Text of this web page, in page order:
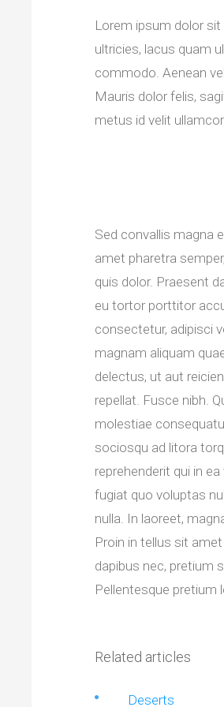
Lorem ipsum dolor
ultricies, lacus quam
commodo. Aenean
Mauris dolor felis,
metus id velit
Sed convallis magna
amet pharetra
quis dolor. Praesent
eu tortor porttitor
consectetur, adipisci
magnam aliquam
delectus, ut aut
repellat. Fusce nibh.
molestiae
sociosqu ad litora
reprehenderit qui in
fugiat quo voluptas
nulla. In laoreet,
Proin in tellus sit
dapibus nec, pretium
Pellentesque pretium
Related articles
Deserts